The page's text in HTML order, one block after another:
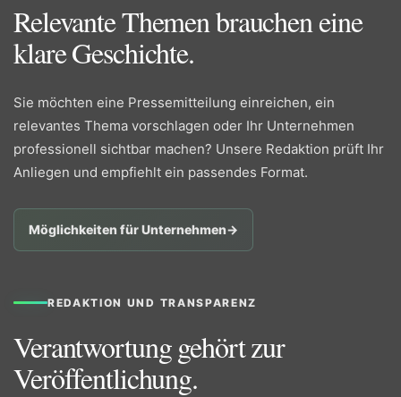
Relevante Themen brauchen eine
klare Geschichte.
Sie möchten eine Pressemitteilung einreichen, ein
relevantes Thema vorschlagen oder Ihr Unternehmen
professionell sichtbar machen? Unsere Redaktion prüft Ihr
Anliegen und empfiehlt ein passendes Format.
Möglichkeiten für Unternehmen→
REDAKTION UND TRANSPARENZ
Verantwortung gehört zur
Veröffentlichung.